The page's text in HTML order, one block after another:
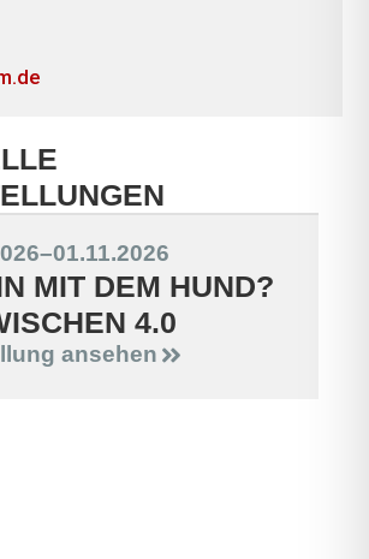
–01.11.2026
MIT DEM HUND?
4.0
ansehen